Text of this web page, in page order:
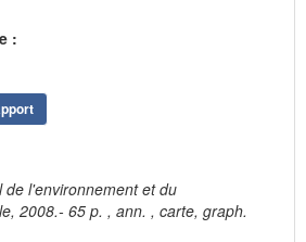
:
de l'environnement et du
2008.- 65 p. , ann. , carte, graph.